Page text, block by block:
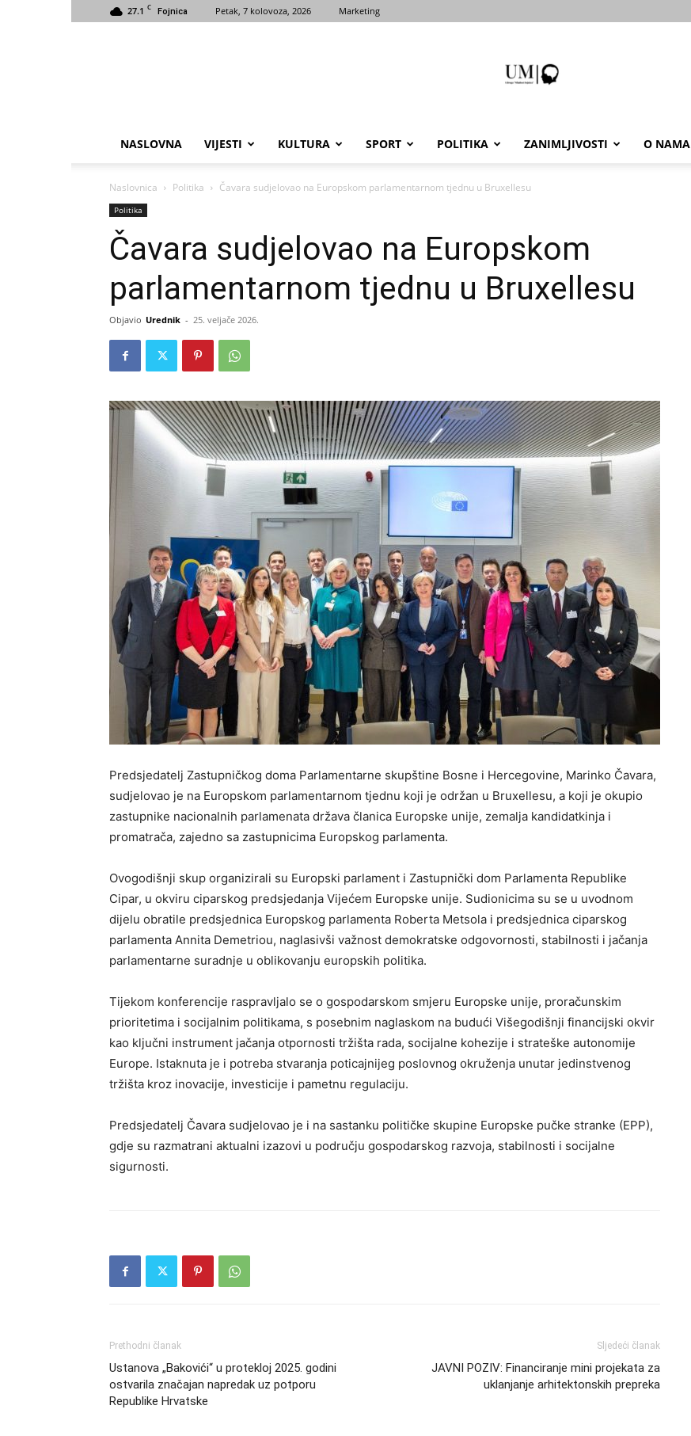
27.1 C Fojnica Petak, 7 kolovoza, 2026 Marketing
um-
NASLOVNA VIJESTI KULTURA SPORT POLITIKA ZANIMLJIVOSTI O NAMA
Naslovnica Politika Čavara sudjelovao na Europskom parlamentarnom tjednu u Bruxellesu
Politika
Čavara sudjelovao na Europskom
parlamentarnom tjednu u Bruxellesu
Objavio Urednik - 25. veljače 2026.
Predsjedatelj Zastupničkog doma Parlamentarne skupštine Bosne i Hercegovine, Marinko Čavara,
sudjelovao je na Europskom parlamentarnom tjednu koji je održan u Bruxellesu, a koji je okupio
zastupnike nacionalnih parlamenata država članica Europske unije, zemalja kandidatkinja i
promatrača, zajedno sa zastupnicima Europskog parlamenta.
Ovogodišnji skup organizirali su Europski parlament i Zastupnički dom Parlamenta Republike
Cipar, u okviru ciparskog predsjedanja Vijećem Europske unije. Sudionicima su se u uvodnom
dijelu obratile predsjednica Europskog parlamenta Roberta Metsola i predsjednica ciparskog
parlamenta Annita Demetriou, naglasivši važnost demokratske odgovornosti, stabilnosti i jačanja
parlamentarne suradnje u oblikovanju europskih politika.
Tijekom konferencije raspravljalo se o gospodarskom smjeru Europske unije, proračunskim
prioritetima i socijalnim politikama, s posebnim naglaskom na budući Višegodišnji financijski okvir
kao ključni instrument jačanja otpornosti tržišta rada, socijalne kohezije i strateške autonomije
Europe. Istaknuta je i potreba stvaranja poticajnijeg poslovnog okruženja unutar jedinstvenog
tržišta kroz inovacije, investicije i pametnu regulaciju.
Predsjedatelj Čavara sudjelovao je i na sastanku političke skupine Europske pučke stranke (EPP),
gdje su razmatrani aktualni izazovi u području gospodarskog razvoja, stabilnosti i socijalne
sigurnosti.
Prethodni članak
Ustanova „Bakovići“ u protekloj 2025. godini
ostvarila značajan napredak uz potporu
Republike Hrvatske
Sljedeći članak
JAVNI POZIV: Financiranje mini projekata za
uklanjanje arhitektonskih prepreka